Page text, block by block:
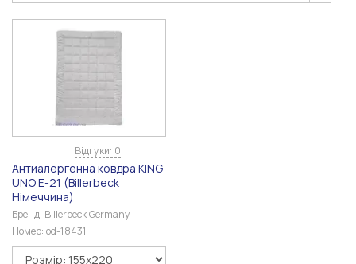
Відгуки: 0
Антиалергенна ковдра KING
UNO Е-21 (Billerbeck
Німеччина)
Бренд: Billerbeck Germany
Номер: od-18431